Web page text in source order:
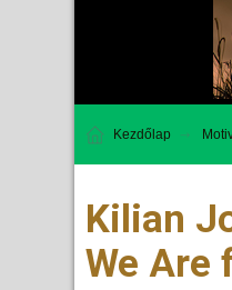
Kezdőlap
Kilian
We Are